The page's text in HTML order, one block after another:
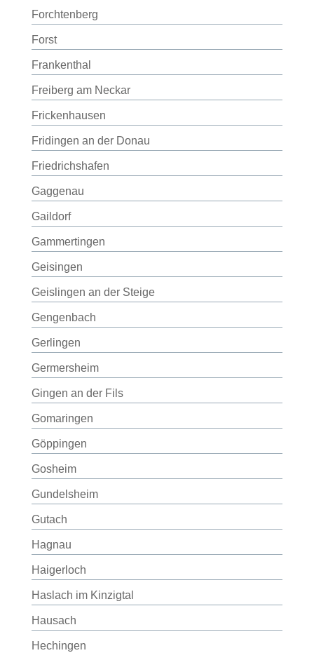
Forchtenberg
Forst
Frankenthal
Freiberg am Neckar
Frickenhausen
Fridingen an der Donau
Friedrichshafen
Gaggenau
Gaildorf
Gammertingen
Geisingen
Geislingen an der Steige
Gengenbach
Gerlingen
Germersheim
Gingen an der Fils
Gomaringen
Göppingen
Gosheim
Gundelsheim
Gutach
Hagnau
Haigerloch
Haslach im Kinzigtal
Hausach
Hechingen